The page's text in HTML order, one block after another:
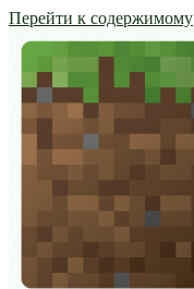
Перейти к содержимому